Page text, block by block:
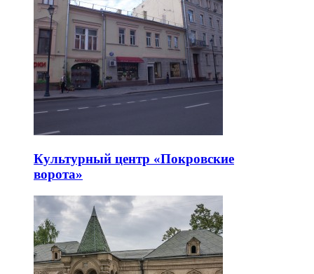
Культурный центр «Покровские
ворота»